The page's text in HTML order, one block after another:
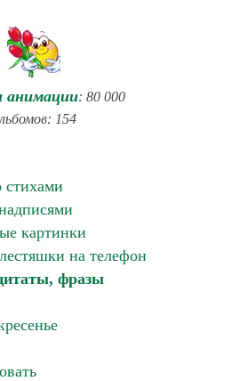
анимации: 80 000
154
картинки
на телефон
фразы